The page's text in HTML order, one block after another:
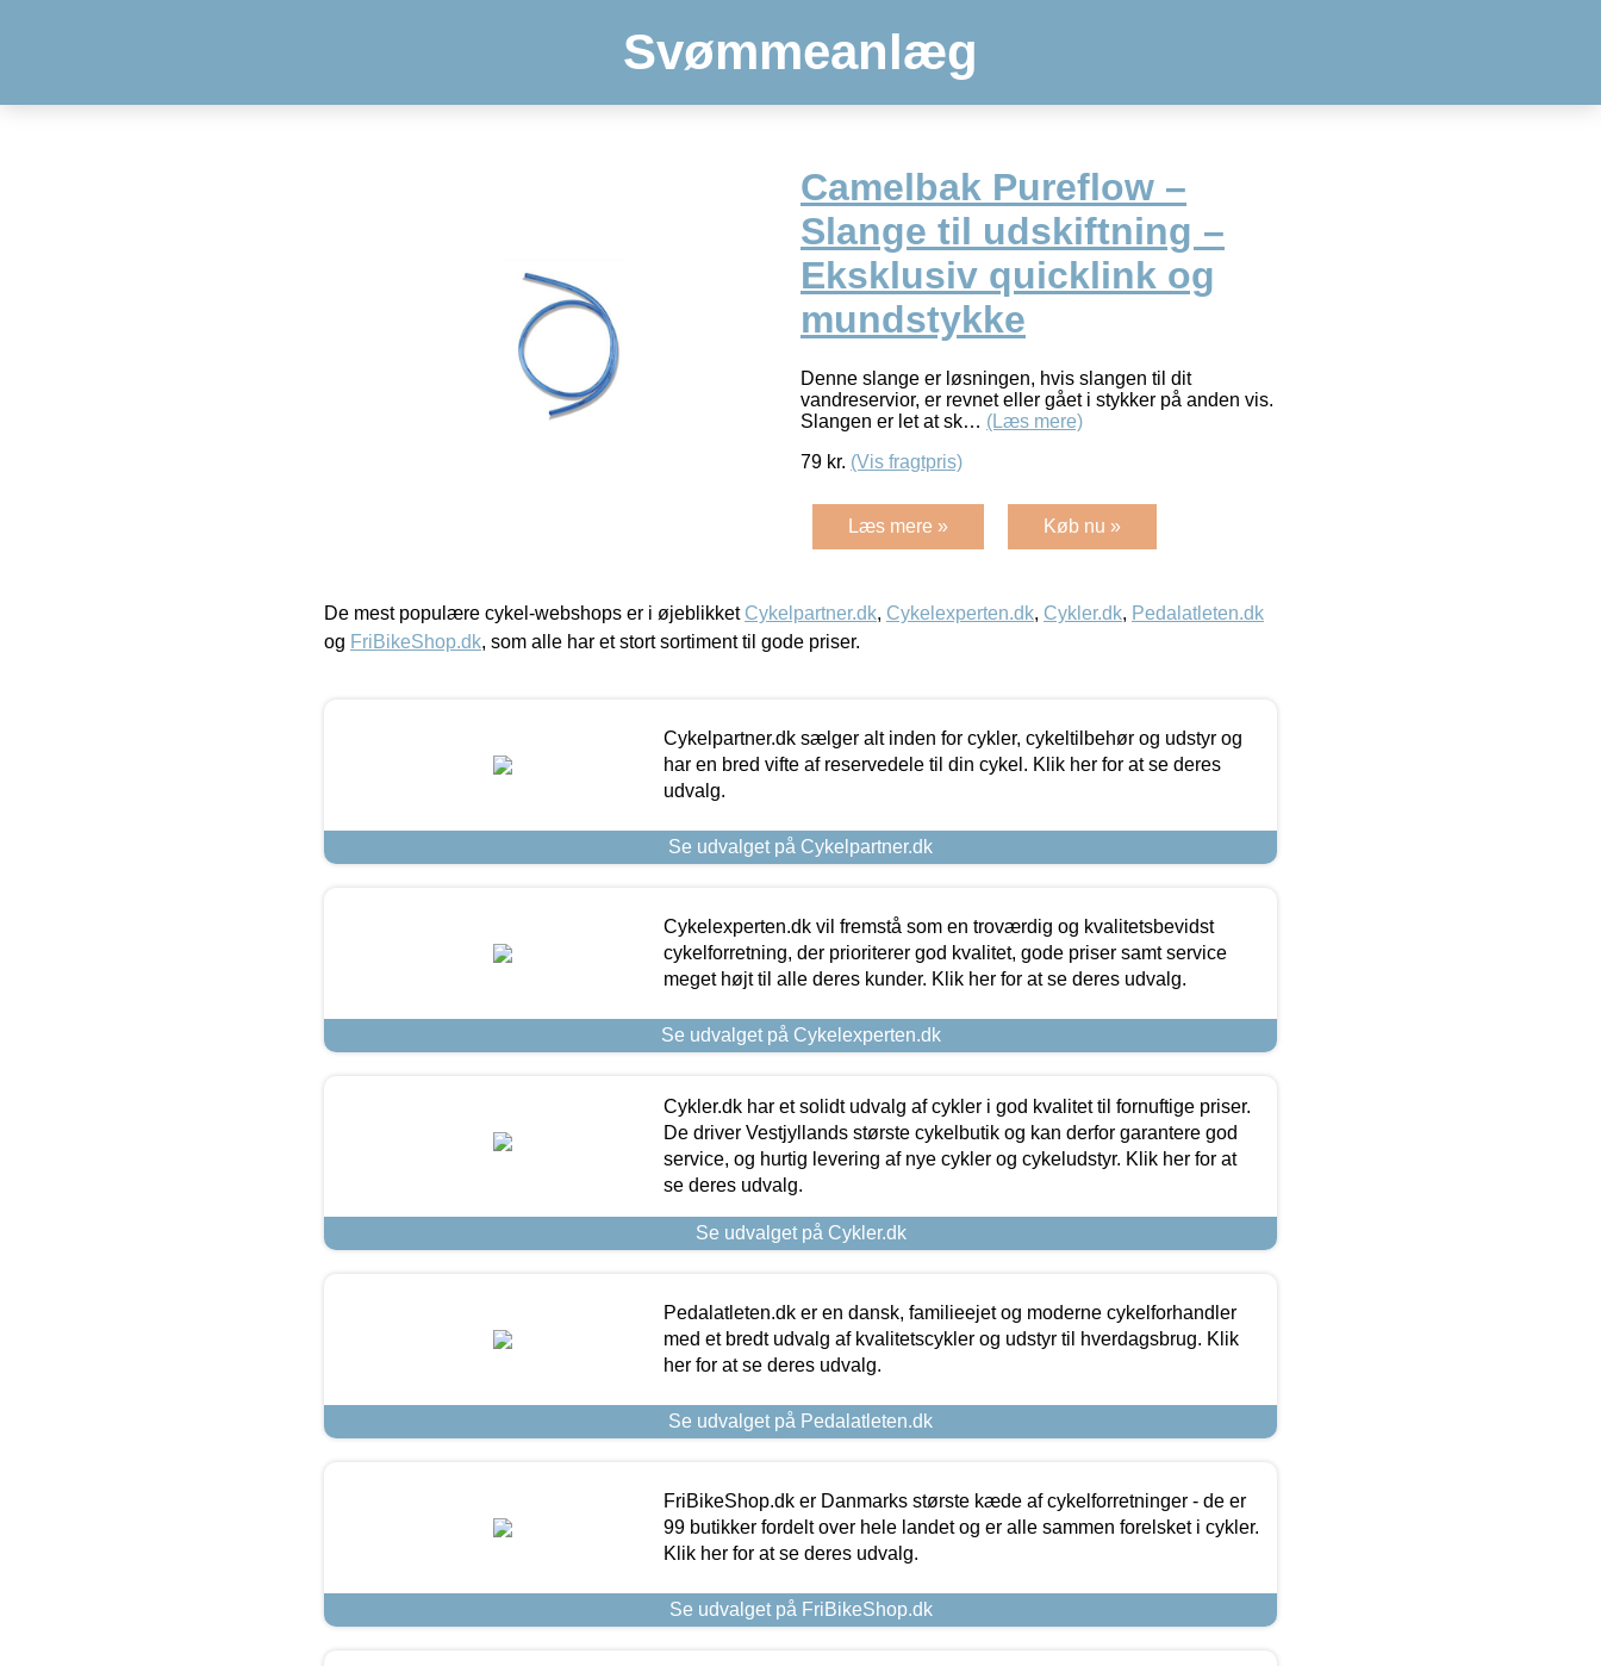
Svømmeanlæg
Camelbak Pureflow –
Slange til udskiftning –
Eksklusiv quicklink og
mundstykke
Denne slange er løsningen, hvis slangen til dit
vandreservior, er revnet eller gået i stykker på anden vis.
Slangen er let at sk… (Læs mere)
79 kr. (Vis fragtpris)
Læs mere » Køb nu »
De mest populære cykel-webshops er i øjeblikket Cykelpartner.dk, Cykelexperten.dk, Cykler.dk, Pedalatleten.dk
og FriBikeShop.dk, som alle har et stort sortiment til gode priser.
Cykelpartner.dk sælger alt inden for cykler, cykeltilbehør og udstyr og
har en bred vifte af reservedele til din cykel. Klik her for at se deres
udvalg.
Se udvalget på Cykelpartner.dk
Cykelexperten.dk vil fremstå som en troværdig og kvalitetsbevidst
cykelforretning, der prioriterer god kvalitet, gode priser samt service
meget højt til alle deres kunder. Klik her for at se deres udvalg.
Se udvalget på Cykelexperten.dk
Cykler.dk har et solidt udvalg af cykler i god kvalitet til fornuftige priser.
De driver Vestjyllands største cykelbutik og kan derfor garantere god
service, og hurtig levering af nye cykler og cykeludstyr. Klik her for at
se deres udvalg.
Se udvalget på Cykler.dk
Pedalatleten.dk er en dansk, familieejet og moderne cykelforhandler
med et bredt udvalg af kvalitetscykler og udstyr til hverdagsbrug. Klik
her for at se deres udvalg.
Se udvalget på Pedalatleten.dk
FriBikeShop.dk er Danmarks største kæde af cykelforretninger - de er
99 butikker fordelt over hele landet og er alle sammen forelsket i cykler.
Klik her for at se deres udvalg.
Se udvalget på FriBikeShop.dk